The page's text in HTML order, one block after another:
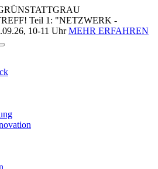
Teil 1: "NETZWERK -
10-11 UhrMEHR ERFAHREN